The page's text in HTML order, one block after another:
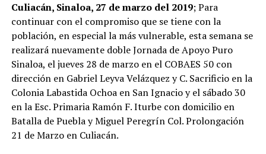
Culiacán, Sinaloa, 27 de marzo del 2019; Para
continuar con el compromiso que se tiene con la
población, en especial la más vulnerable, esta semana se
realizará nuevamente doble Jornada de Apoyo Puro
Sinaloa, el jueves 28 de marzo en el COBAES 50 con
dirección en Gabriel Leyva Velázquez y C. Sacrificio en la
Colonia Labastida Ochoa en San Ignacio y el sábado 30
en la Esc. Primaria Ramón F. Iturbe con domicilio en
Batalla de Puebla y Miguel Peregrín Col. Prolongación
21 de Marzo en Culiacán.